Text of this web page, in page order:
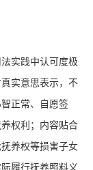
实践中认可度极
实意思表示，不
正常、自愿签
权利；内容贴合
养权等损害子女
履行抚养照料义